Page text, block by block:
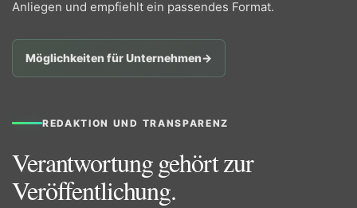
Anliegen und empfiehlt ein passendes Format.
Möglichkeiten für Unternehmen→
REDAKTION UND TRANSPARENZ
Verantwortung gehört zur
Veröffentlichung.